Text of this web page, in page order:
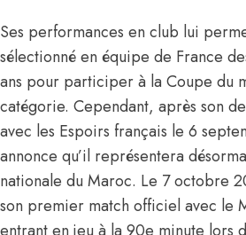
Ses performances en club lui
sélectionné en équipe de France
ans pour participer à la Coupe du
catégorie. Cependant, après son
avec les Espoirs français le 6
annonce qu’il représentera
nationale du Maroc. Le 7 octobre
son premier match officiel avec le
entrant en jeu à la 90e minute lors